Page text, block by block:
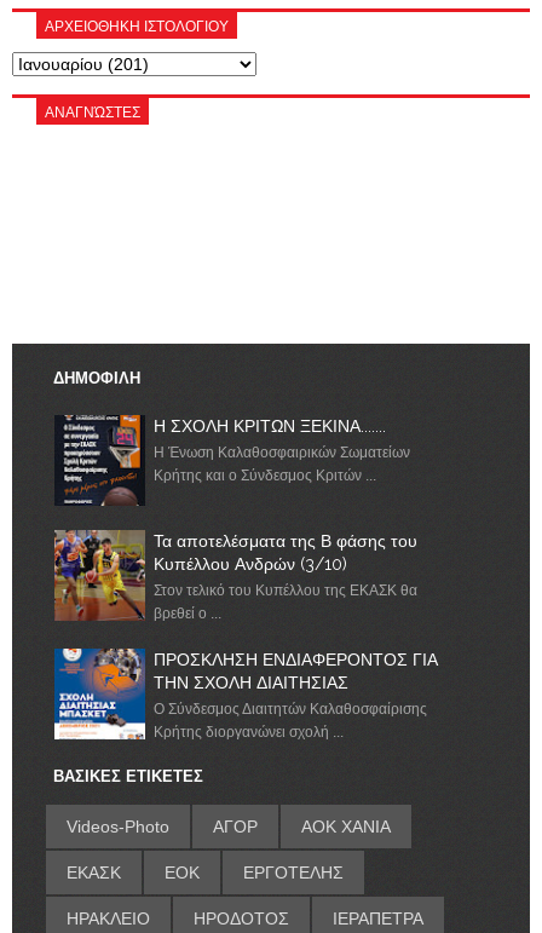
ΑΡΧΕΙΟΘΗΚΗ ΙΣΤΟΛΟΓΙΟΥ
ΑΝΑΓΝΏΣΤΕΣ
ΔΗΜΟΦΙΛΗ
Η ΣΧΟΛΗ ΚΡΙΤΩΝ ΞΕΚΙΝΑ.......
Η Ένωση Καλαθοσφαιρικών Σωματείων
Κρήτης και ο Σύνδεσμος Κριτών ...
Τα αποτελέσματα της Β φάσης του
Κυπέλλου Ανδρών (3/10)
Στον τελικό του Κυπέλλου της ΕΚΑΣΚ θα
βρεθεί ο ...
ΠΡΟΣΚΛΗΣΗ ΕΝΔΙΑΦΕΡΟΝΤΟΣ ΓΙΑ
ΤΗΝ ΣΧΟΛΗ ΔΙΑΙΤΗΣΙΑΣ
Ο Σύνδεσμος Διαιτητών Καλαθοσφαίρισης
Κρήτης διοργανώνει σχολή ...
ΒΑΣΙΚΕΣ ΕΤΙΚΕΤΕΣ
Videos-Photo ΑΓΟΡ ΑΟΚ ΧΑΝΙΑ
ΕΚΑΣΚ ΕΟΚ ΕΡΓΟΤΕΛΗΣ
ΗΡΑΚΛΕΙΟ ΗΡΟΔΟΤΟΣ ΙΕΡΑΠΕΤΡΑ